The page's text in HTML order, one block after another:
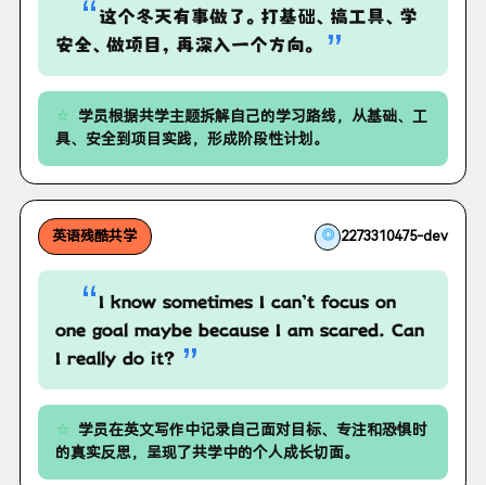
这个冬天有事做了。打基础、搞工具、学
安全、做项目，再深入一个方向。
”
学员根据共学主题拆解自己的学习路线，从基础、工
具、安全到项目实践，形成阶段性计划。
英语残酷共学 ◎ 2273310475-dev
I know sometimes I can’t focus on
one goal maybe because I am scared. Can
I really do it? ”
学员在英文写作中记录自己面对目标、专注和恐惧时
的真实反思，呈现了共学中的个人成长切面。